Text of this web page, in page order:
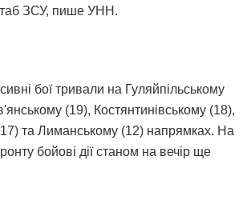
ЗСУ, пише УНН.
бої тривали на Гуляйпільському
(19), Костянтинівському (18),
та Лиманському (12) напрямках. На
бойові дії станом на вечір ще